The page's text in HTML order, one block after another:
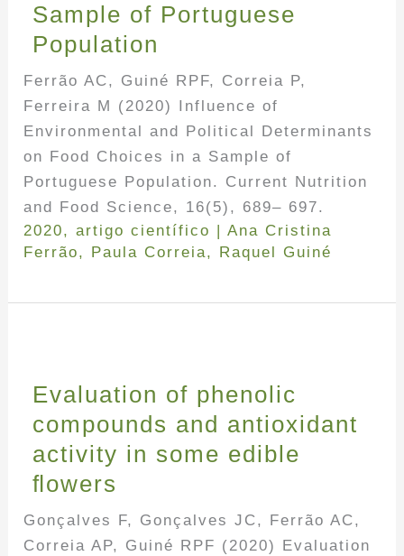
Sample of Portuguese
Population
Ferrão AC, Guiné RPF, Correia P,
Ferreira M (2020) Influence of
Environmental and Political Determinants
on Food Choices in a Sample of
Portuguese Population. Current Nutrition
and Food Science, 16(5), 689– 697.
2020,artigo científico |Ana Cristina
Ferrão, Paula Correia, Raquel Guiné
Evaluation of phenolic
compounds and antioxidant
activity in some edible
ﬂowers
Gonçalves F, Gonçalves JC, Ferrão AC,
Correia AP, Guiné RPF (2020) Evaluation